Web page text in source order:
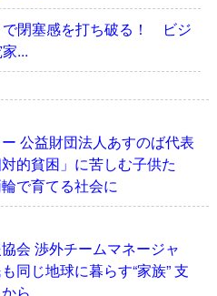
で閉塞感を打ち破る！ ビジ
...
公益財団法人あすのば代表
的貧困」に苦しむ子供た
で育てる社会に
会 渉外チームマネージャ
同じ地球に暮らす“家族” 支